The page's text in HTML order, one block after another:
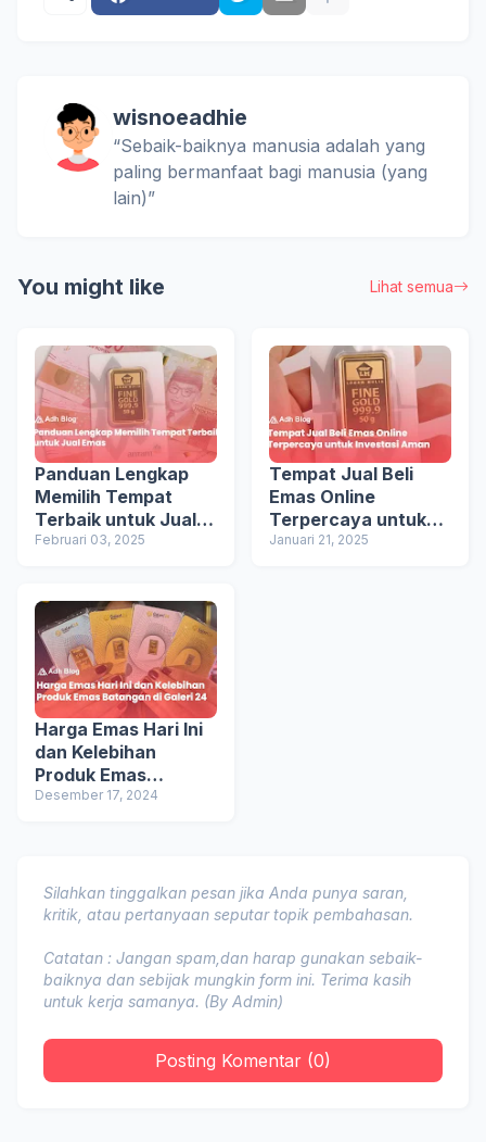
wisnoeadhie
“Sebaik-baiknya manusia adalah yang
paling bermanfaat bagi manusia (yang
lain)”
You might like Lihat semua
Panduan Lengkap
Memilih Tempat
Terbaik untuk Jual
Emas
Februari 03, 2025
Tempat Jual Beli
Emas Online
Terpercaya untuk
Investasi Aman
Januari 21, 2025
Harga Emas Hari Ini
dan Kelebihan
Produk Emas
Batangan di Galeri
Desember 17, 2024
Silahkan tinggalkan pesan jika Anda punya saran,
kritik, atau pertanyaan seputar topik pembahasan.
Catatan : Jangan spam,dan harap gunakan sebaik-
baiknya dan sebijak mungkin form ini. Terima kasih
untuk kerja samanya. (By Admin)
Posting Komentar (0)